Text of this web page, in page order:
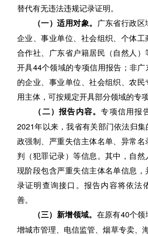
替代有无违法违规记录证明。
（一）适用对象。 广东省行政
企业、事业单位、社会组织、个体工
合作社、广东省户籍居民（自然人）
开具44个领域的专项信用报告；非
的企业、事业单位、社会组织、农
用主体，可按规定开具部分领域的专
（二）报告内容。专项信用报
2021年以来，我省有关部门依法归
政强制、严重失信主体名单、异常
判（犯罪记录）等信息。其中，自
现阶段包含严重失信主体名单信息
录证明查询接口。报告内容将依法
善。
（三）新增领域。 在原有40个
增城市管理、电信监管、烟草专卖、